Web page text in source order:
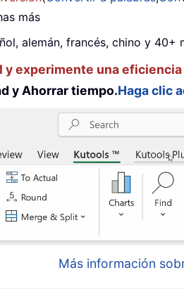
más
alemán, francés, chino y 40+
experimente una
y Ahorrar tiempo.Haga clic
Más información